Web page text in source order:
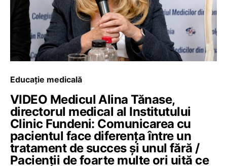
Educație medicală
VIDEO Medicul Alina Tănase,
directorul medical al Institutului
Clinic Fundeni: Comunicarea cu
pacientul face diferența între un
tratament de succes și unul fără /
Pacienții de foarte multe ori uită ce